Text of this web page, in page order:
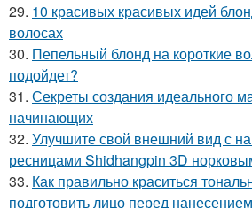
29. 10 красивых красивых идей
волосах
30. Пепельный блонд на короткие
подойдет?
31. Секреты создания идеального
начинающих
32. Улучшите свой внешний вид с
ресницами Shidhangpin 3D
33. Как правильно краситься
подготовить лицо перед